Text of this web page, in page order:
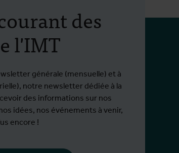
des
l'IMT
générale (mensuelle) et à
notre newsletter dédiée à la
des informations sur nos
idées, nos événements à venir,
encore !